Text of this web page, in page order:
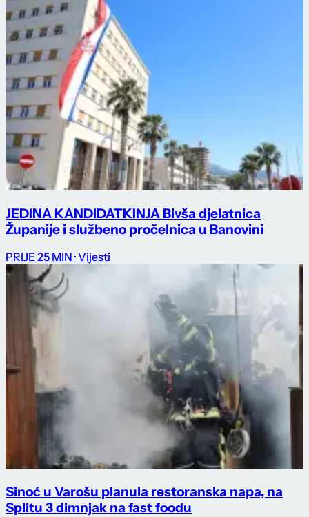
JEDINA KANDIDATKINJA Bivša djelatnica
Županije i službeno pročelnica u Banovini
PRIJE 25 MIN · Vijesti
Sinoć u Varošu planula restoranska napa, na
Splitu 3 dimnjak na fast foodu